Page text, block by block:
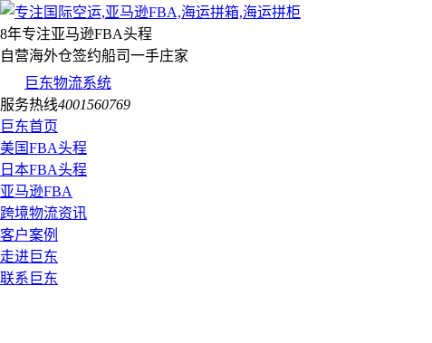
8年专注亚马逊FBA头程
自营海外仓签约船司一手庄家
巨东物流系统
服务热线4001560769
巨东首页
美国FBA头程
日本FBA头程
亚马逊FBA
跨境物流资讯
客户案例
走进巨东
联系巨东